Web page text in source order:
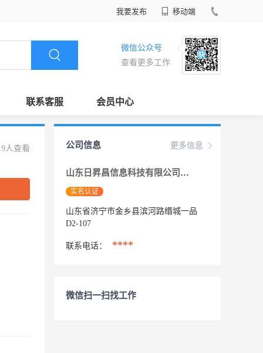
我要发布 移动端
微信公众号
查看更多工作
联系客服 会员中心
人查看 更多信息
公司信息
山东日昇昌信息科技有限公司金乡分公司
实名认证
山东省济宁市金乡县滨河路缗城一品
D2-107
联系电话： ****
微信扫一扫找工作